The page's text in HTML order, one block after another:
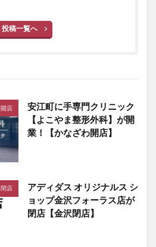
投稿一覧へ
開店
安江町に手専門クリニック
【よこやま整形外科】が開
業！【かなざわ開店】
閉店
アディダス オリジナルス シ
ョップ金沢フォーラス店が
閉店【金沢閉店】